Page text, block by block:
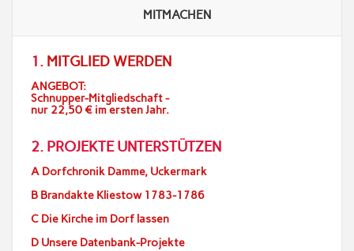
MITMACHEN
1. MITGLIED WERDEN
ANGEBOT:
Schnupper-Mitgliedschaft -
nur 22,50 € im ersten Jahr.
2. PROJEKTE UNTERSTÜTZEN
A Dorfchronik Damme, Uckermark
B Brandakte Kliestow 1783-1786
C Die Kirche im Dorf lassen
D Unsere Datenbank-Projekte